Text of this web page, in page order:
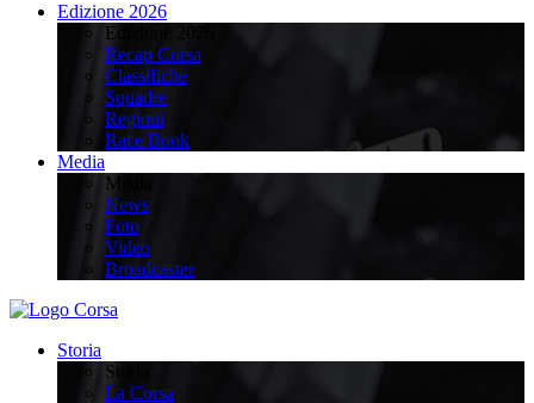
Edizione 2026
Edizione 2026
Recap Corsa
Classifiche
Squadre
Regioni
Race Book
Media
Media
News
Foto
Video
Broadcaster
Storia
Storia
La Corsa